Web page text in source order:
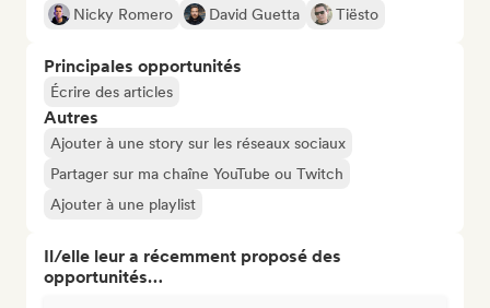
Nicky Romero
David Guetta Tiësto
Principales opportunités
Écrire des articles
Autres
Ajouter à une story sur les réseaux sociaux
Partager sur ma chaîne YouTube ou Twitch
Ajouter à une playlist
Il/elle leur a récemment proposé des
opportunités…